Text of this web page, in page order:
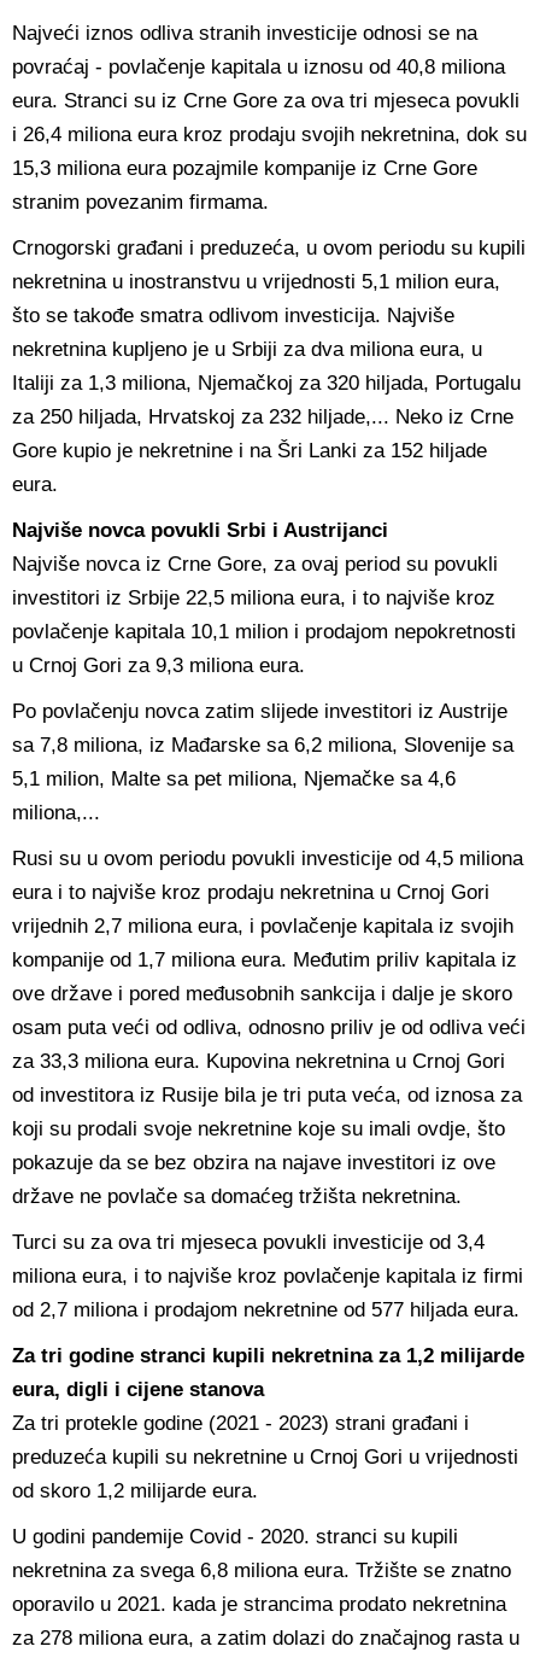
Najveći iznos odliva stranih investicije odnosi se na
povraćaj - povlačenje kapitala u iznosu od 40,8 miliona
eura. Stranci su iz Crne Gore za ova tri mjeseca povukli
i 26,4 miliona eura kroz prodaju svojih nekretnina, dok su
15,3 miliona eura pozajmile kompanije iz Crne Gore
stranim povezanim firmama.
Crnogorski građani i preduzeća, u ovom periodu su kupili
nekretnina u inostranstvu u vrijednosti 5,1 milion eura,
što se takođe smatra odlivom investicija. Najviše
nekretnina kupljeno je u Srbiji za dva miliona eura, u
Italiji za 1,3 miliona, Njemačkoj za 320 hiljada, Portugalu
za 250 hiljada, Hrvatskoj za 232 hiljade,... Neko iz Crne
Gore kupio je nekretnine i na Šri Lanki za 152 hiljade
eura.
Najviše novca povukli Srbi i Austrijanci
Najviše novca iz Crne Gore, za ovaj period su povukli
investitori iz Srbije 22,5 miliona eura, i to najviše kroz
povlačenje kapitala 10,1 milion i prodajom nepokretnosti
u Crnoj Gori za 9,3 miliona eura.
Po povlačenju novca zatim slijede investitori iz Austrije
sa 7,8 miliona, iz Mađarske sa 6,2 miliona, Slovenije sa
5,1 milion, Malte sa pet miliona, Njemačke sa 4,6
miliona,...
Rusi su u ovom periodu povukli investicije od 4,5 miliona
eura i to najviše kroz prodaju nekretnina u Crnoj Gori
vrijednih 2,7 miliona eura, i povlačenje kapitala iz svojih
kompanije od 1,7 miliona eura. Međutim priliv kapitala iz
ove države i pored međusobnih sankcija i dalje je skoro
osam puta veći od odliva, odnosno priliv je od odliva veći
za 33,3 miliona eura. Kupovina nekretnina u Crnoj Gori
od investitora iz Rusije bila je tri puta veća, od iznosa za
koji su prodali svoje nekretnine koje su imali ovdje, što
pokazuje da se bez obzira na najave investitori iz ove
države ne povlače sa domaćeg tržišta nekretnina.
Turci su za ova tri mjeseca povukli investicije od 3,4
miliona eura, i to najviše kroz povlačenje kapitala iz firmi
od 2,7 miliona i prodajom nekretnine od 577 hiljada eura.
Za tri godine stranci kupili nekretnina za 1,2 milijarde
eura, digli i cijene stanova
Za tri protekle godine (2021 - 2023) strani građani i
preduzeća kupili su nekretnine u Crnoj Gori u vrijednosti
od skoro 1,2 milijarde eura.
U godini pandemije Covid - 2020. stranci su kupili
nekretnina za svega 6,8 miliona eura. Tržište se znatno
oporavilo u 2021. kada je strancima prodato nekretnina
za 278 miliona eura, a zatim dolazi do značajnog rasta u